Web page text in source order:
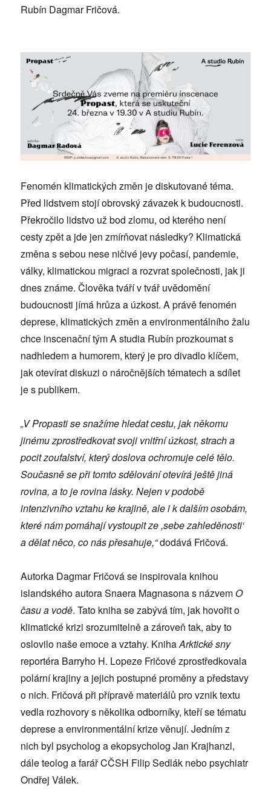
Rubín Dagmar Fričová.
Fenomén klimatických změn je diskutované téma.
Před lidstvem stojí obrovský závazek k budoucnosti.
Překročilo lidstvo už bod zlomu, od kterého není
cesty zpět a jde jen zmírňovat následky? Klimatická
změna s sebou nese ničivé jevy počasí, pandemie,
války, klimatickou migraci a rozvrat společnosti, jak ji
dnes známe. Člověka tváří v tvář uvědomění
budoucnosti jímá hrůza a úzkost. A právě fenomén
deprese, klimatických změn a environmentálního žalu
chce inscenační tým A studia Rubín prozkoumat s
nadhledem a humorem, který je pro divadlo klíčem,
jak otevírat diskuzi o náročnějších tématech a sdílet
je s publikem.
„V Propasti se snažíme hledat cestu, jak někomu
jinému zprostředkovat svoji vnitřní úzkost, strach a
pocit zoufalství, který doslova ochromuje celé tělo.
Současně se při tomto sdělování otevírá ještě jiná
rovina, a to je rovina lásky. Nejen v podobě
intenzivního vztahu ke krajině, ale i k dalším osobám,
které nám pomáhají vystoupit ze ,sebe zahleděnosti‘
a dělat něco, co nás přesahuje,“dodává Fričová.
Autorka Dagmar Fričová se inspirovala knihou
islandského autora Snaera Magnasona s názvem O
času a vodě. Tato kniha se zabývá tím, jak hovořit o
klimatické krizi srozumitelně a zároveň tak, aby to
oslovilo naše emoce a vztahy. KnihaArktické sny
reportéra Barryho H. Lopeze Fričové zprostředkovala
polární krajiny a jejich postupné proměny a představy
o nich. Fričová při přípravě materiálů pro vznik textu
vedla rozhovory s několika odborníky, kteří se tématu
deprese a environmentální krize věnují. Jedním z
nich byl psycholog a ekopsycholog Jan Krajhanzl,
dále teolog a farář CČSH Filip Sedlák nebo psychiatr
Ondřej Válek.